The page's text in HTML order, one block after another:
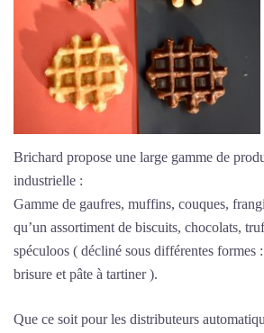
Brichard propose une large gamme de
industrielle :
Gamme de gaufres, muffins, couques,
qu’un assortiment de biscuits, chocolats,
spéculoos ( décliné sous différentes formes
brisure et pâte à tartiner ).
Que ce soit pour les distributeurs